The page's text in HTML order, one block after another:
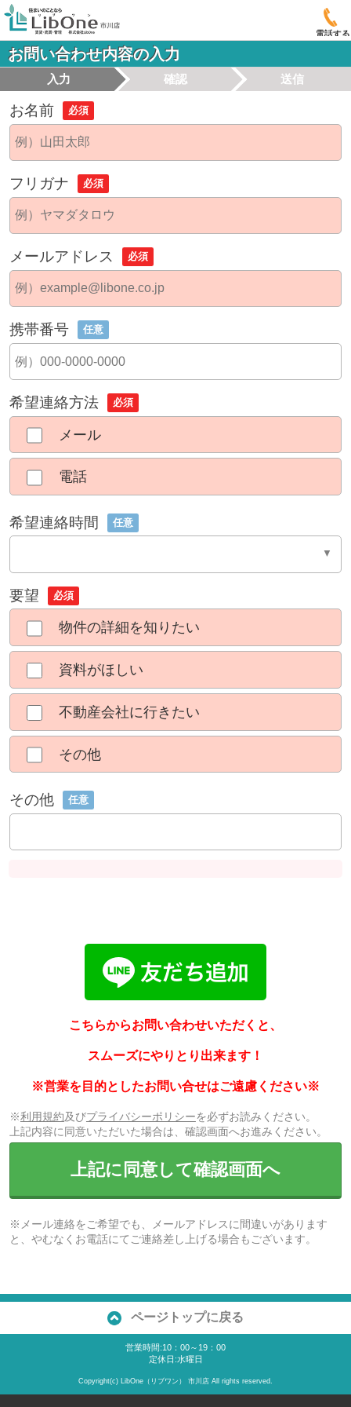
電話する
お問い合わせ内容の入力
入力 確認 送信
お名前 必須
フリガナ 必須
メールアドレス 必須
携帯番号 任意
希望連絡方法 必須
メール
電話
希望連絡時間 任意
要望 必須
物件の詳細を知りたい
資料がほしい
不動産会社に行きたい
その他
その他 任意
こちらからお問い合わせいただくと、
スムーズにやりとり出来ます！
※営業を目的としたお問い合せはご遠慮ください※
※利用規約及びプライバシーポリシーを必ずお読みください。
上記内容に同意いただいた場合は、確認画面へお進みください。
上記に同意して確認画面へ
※メール連絡をご希望でも、メールアドレスに間違いがあります
と、やむなくお電話にてご連絡差し上げる場合もございます。
ページトップに戻る
営業時間:10：00～19：00
定休日:水曜日
Copyright(c) LibOne（リブワン） 市川店 All rights reserved.